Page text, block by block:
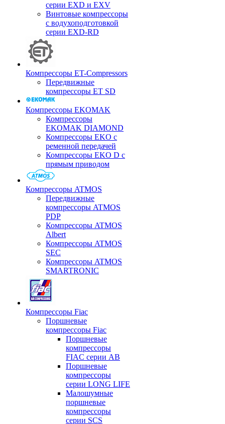
серии EXD и EXV
Винтовые компрессоры
с водухоподготовкой
серии EXD-RD
Компрессоры ET-Compressors
Передвижные
компрессоры ET SD
Компрессоры EKOMAK
Компрессоры
EKOMAK DIAMOND
Компрессоры EKO c
ременной передачей
Компрессоры EKO D с
прямым приводом
Компрессоры ATMOS
Передвижные
компрессоры ATMOS
PDP
Компрессоры ATMOS
Albert
Компрессоры ATMOS
SEC
Компрессоры ATMOS
SMARTRONIC
Компрессоры Fiac
Поршневые
компрессоры Fiac
Поршневые
компрессоры
FIAC серии AB
Поршневые
компрессоры
серии LONG LIFE
Малошумные
поршневые
компрессоры
серии SCS